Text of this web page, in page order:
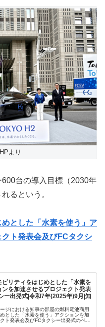
より
台の導入目標（2030年
るという。
とした「水素を使う」ア
ト発表会及びFCタクシ
ビリティをはじめとした「水素を
ンを加速させるプロジェクト発表
ー出発式|令和7年(2025年)9月|知
ジにおける知事の部屋の燃料電池商用
とした「水素を使う」アクションを加
ト発表会及びFCタクシー出発式のペー